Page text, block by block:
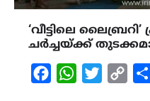
‘വീട്ടിലെ
ചർച്ചയ്ക്ക്
FacebookWhatsAppTwitterCopy